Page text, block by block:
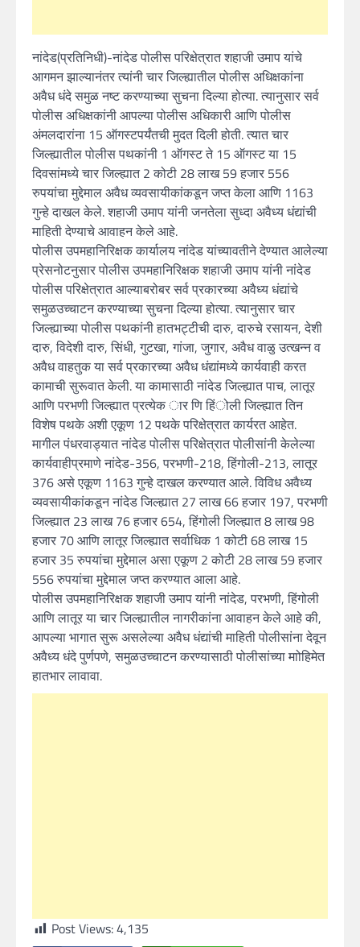
नांदेड(प्रतिनिधी)-नांदेड पोलीस परिक्षेत्रात शहाजी उमाप यांचे
आगमन झाल्यानंतर त्यांनी चार जिल्ह्यातील पोलीस अधिक्षकांना
अवैध धंदे समुळ नष्ट करण्याच्या सुचना दिल्या होत्या. त्यानुसार सर्व
पोलीस अधिक्षकांनी आपल्या पोलीस अधिकारी आणि पोलीस
अंमलदारांना 15 ऑगस्टपर्यंतची मुदत दिली होती. त्यात चार
जिल्ह्यातील पोलीस पथकांनी 1 ऑगस्ट ते 15 ऑगस्ट या 15
दिवसांमध्ये चार जिल्ह्यात 2 कोटी 28 लाख 59 हजार 556
रुपयांचा मुद्देमाल अवैध व्यवसायीकांकडून जप्त केला आणि 1163
गुन्हे दाखल केले. शहाजी उमाप यांनी जनतेला सुध्दा अवैध्य धंद्यांची
माहिती देण्याचे आवाहन केले आहे.
पोलीस उपमहानिरिक्षक कार्यालय नांदेड यांच्यावतीने देण्यात आलेल्या
प्रेसनोटनुसार पोलीस उपमहानिरिक्षक शहाजी उमाप यांनी नांदेड
पोलीस परिक्षेत्रात आल्याबरोबर सर्व प्रकारच्या अवैध्य धंद्यांचे
समुळउच्चाटन करण्याच्या सुचना दिल्या होत्या. त्यानुसार चार
जिल्ह्याच्या पोलीस पथकांनी हातभट्टीची दारु, दारुचे रसायन, देशी
दारु, विदेशी दारु, सिंधी, गुटखा, गांजा, जुगार, अवैध वाळु उत्खन्न व
अवैध वाहतुक या सर्व प्रकारच्या अवैध धंद्यांमध्ये कार्यवाही करत
कामाची सुरूवात केली. या कामासाठी नांदेड जिल्ह्यात पाच, लातूर
आणि परभणी जिल्ह्यात प्रत्येक ार णि हिंोली जिल्ह्यात तिन
विशेष पथके अशी एकूण 12 पथके परिक्षेत्रात कार्यरत आहेत.
मागील पंधरवाड्यात नांदेड पोलीस परिक्षेत्रात पोलीसांनी केलेल्या
कार्यवाहीप्रमाणे नांदेड-356, परभणी-218, हिंगोली-213, लातूर
376 असे एकूण 1163 गुन्हे दाखल करण्यात आले. विविध अवैध्य
व्यवसायीकांकडून नांदेड जिल्ह्यात 27 लाख 66 हजार 197, परभणी
जिल्ह्यात 23 लाख 76 हजार 654, हिंगोली जिल्ह्यात 8 लाख 98
हजार 70 आणि लातूर जिल्ह्यात सर्वाधिक 1 कोटी 68 लाख 15
हजार 35 रुपयांचा मुद्देमाल असा एकूण 2 कोटी 28 लाख 59 हजार
556 रुपयांचा मुद्देमाल जप्त करण्यात आला आहे.
पोलीस उपमहानिरिक्षक शहाजी उमाप यांनी नांदेड, परभणी, हिंगोली
आणि लातूर या चार जिल्ह्यातील नागरीकांना आवाहन केले आहे की,
आपल्या भागात सुरू असलेल्या अवैध धंद्यांची माहिती पोलीसांना देवून
अवैध्य धंदे पुर्णपणे, समुळउच्चाटन करण्यासाठी पोलीसांच्या माोहिमेत
हातभार लावावा.
Post Views:4,135